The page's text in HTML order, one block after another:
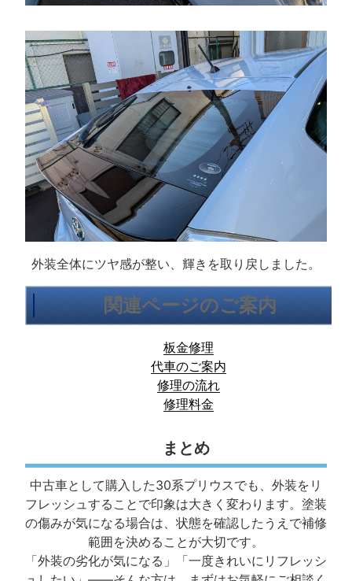
外装全体にツヤ感が整い、輝きを取り戻しました。
関連ページのご案内
板金修理
代車のご案内
修理の流れ
修理料金
まとめ
中古車として購入した30系プリウスでも、外装をリ
フレッシュすることで印象は大きく変わります。塗装
の傷みが気になる場合は、状態を確認したうえで補修
範囲を決めることが大切です。
「外装の劣化が気になる」「一度きれいにリフレッシ